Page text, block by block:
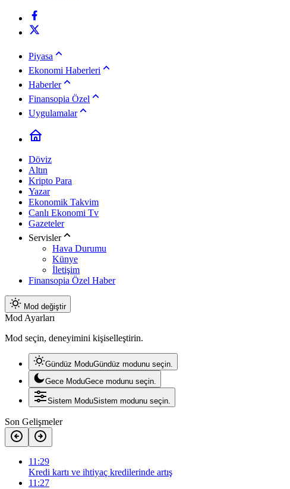
Piyasa
Ekonomi Haberleri
Haberler
Finansopia Özel
Uygulamalar
Döviz
Altın
Kripto Para
Yazar
Ekonomik Takvim
Canlı Ekonomi Tv
Gazeteler
Servisler
Hava Durumu
Künye
İletişim
Finansopia Özel Haber
Mod değiştir
Mod Ayarları
Mod seçin, deneyimini kişiselleştirin.
Gündüz ModuGündüz modunu seçin.
Gece ModuGece modunu seçin.
Sistem ModuSistem modunu seçin.
Son Gelişmeler
11:29
Kredi kartı ve ihtiyaç kredilerinde artış
11:27